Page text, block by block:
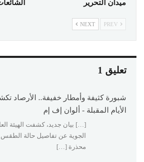
ميدان التحرير
NEXT
تعليق 1
شبورة كثيفة وأمطار خفيفة..
الأيام المقبلة - ألوان إف إم
[…] بيان جديد، كشفت الهيئة
الجوية عن تفاصيل حالة الطقس
محذرة […]